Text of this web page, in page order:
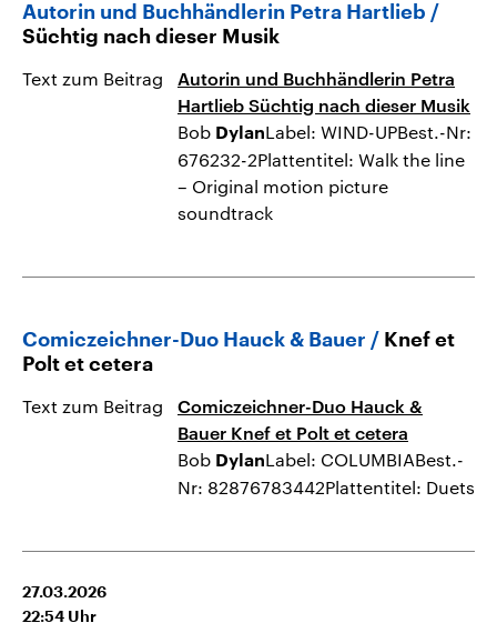
Autorin und Buchhändlerin Petra Hartlieb
Süchtig nach dieser Musik
Text zum Beitrag
Autorin und Buchhändlerin Petra
Hartlieb Süchtig nach dieser Musik
Bob DylanLabel: WIND-UPBest.-Nr:
676232-2Plattentitel: Walk the line
– Original motion picture
soundtrack
Comiczeichner-Duo Hauck & Bauer
Knef et
Polt et cetera
Text zum Beitrag
Comiczeichner-Duo Hauck &
Bauer Knef et Polt et cetera
Bob DylanLabel: COLUMBIABest.-
Nr: 82876783442Plattentitel: Duets
27.03.2026
22:54 Uhr